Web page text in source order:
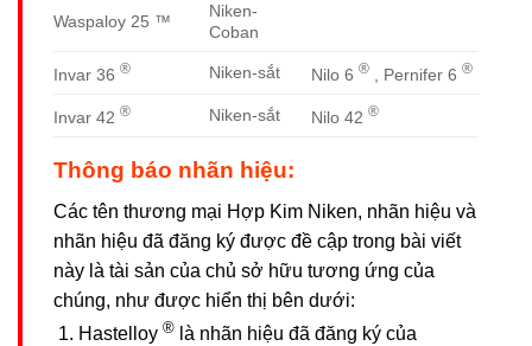
Waspaloy 25 ™
Niken-
Coban
Invar 36 ® Niken-sắt Nilo 6® , Pernifer 6®
Invar 42 ® Niken-sắt Nilo 42®
Thông báo nhãn hiệu:
Các tên thương mại Hợp Kim Niken, nhãn hiệu và
nhãn hiệu đã đăng ký được đề cập trong bài viết
này là tài sản của chủ sở hữu tương ứng của
chúng, như được hiển thị bên dưới:
Hastelloy ®là nhãn hiệu đã đăng ký của